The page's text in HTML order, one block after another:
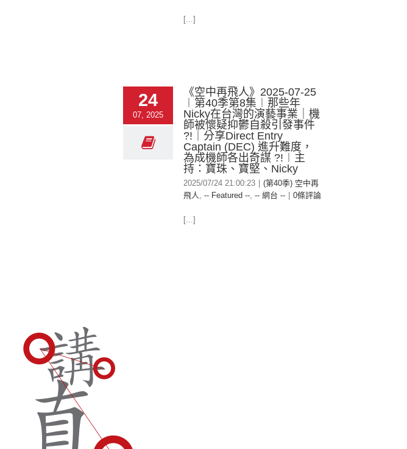
[...]
24
07, 2025
《空中再飛人》2025-07-25
︱第40季第8集︱那些年
Nicky在台灣的演藝事業｜機
師被懷疑抑鬱自殺引發事件
?!｜分享Direct Entry
Captain (DEC) 進升難度，
為成機師各出奇謀 ?!︱主
持：寶珠、寶堅、Nicky
2025/07/24 21:00:23
(第40季) 空中再
飛人, -- Featured --, -- 網台 -- 0條評論
[...]